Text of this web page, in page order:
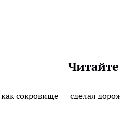
сокровище — сделал